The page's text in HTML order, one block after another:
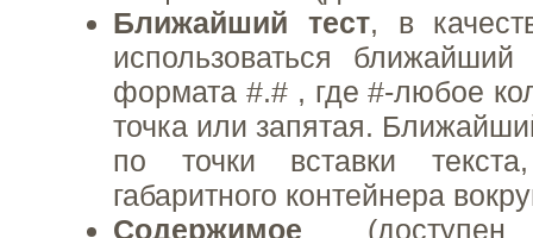
Ближайший тест, в
использоваться ближайший
формата #.# , где #-любое
точка или запятая.
по точки вставки
габаритного контейнера
Содержимое